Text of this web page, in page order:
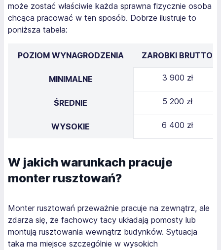
może zostać właściwie każda sprawna fizycznie osoba
chcąca pracować w ten sposób. Dobrze ilustruje to
poniższa tabela:
POZIOM WYNAGRODZENIA ZAROBKI BRUTTO
MINIMALNE 3 900 zł
ŚREDNIE 5 200 zł
WYSOKIE 6 400 zł
W jakich warunkach pracuje
monter rusztowań?
Monter rusztowań przeważnie pracuje na zewnątrz, ale
zdarza się, że fachowcy tacy układają pomosty lub
montują rusztowania wewnątrz budynków. Sytuacja
taka ma miejsce szczególnie w wysokich